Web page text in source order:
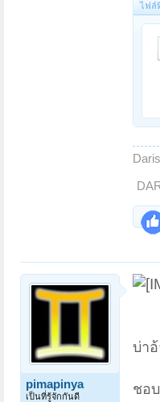
ไฟล์
pimapinya
เป็นที่รู้จักกันดี
บ่า
ชอ